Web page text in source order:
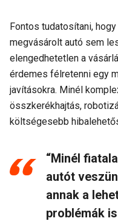
Fontos tudatosítani,
megvásárolt autó sem
elengedhetetlen a
érdemes félretenni egy
javításokra. Minél
összkerékhajtás,
költségesebb
“Minél
autót
annak a
problémák